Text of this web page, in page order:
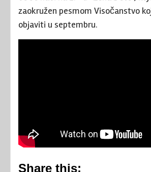
zaokružen pesmom Visočanstvo
objaviti u septembru.
Share this: